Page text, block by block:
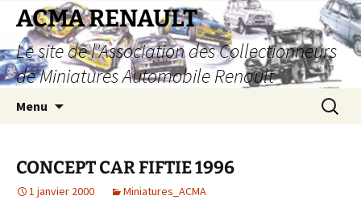
Aller
contenu
ACMA RENAULT
Le site de l'Association des Collectionneurs
de Miniatures Automobile Renault
Menu
CONCEPT CAR FIFTIE 1996
1 janvier 2000 Miniatures_ACMA